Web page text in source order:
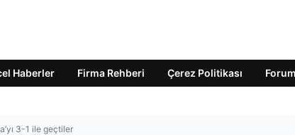
Haberler Firma Rehberi Çerez Politikası Forum
3-1 ile geçtiler